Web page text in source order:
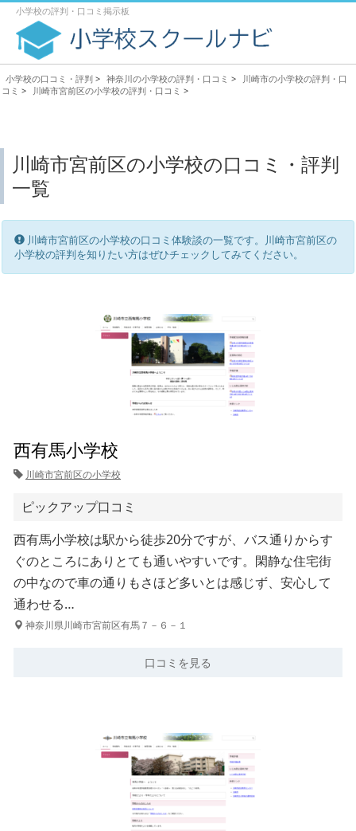
小学校の評判・口コミ掲示板
小学校の口コミ・評判 > 神奈川の小学校の評判・口コミ >
川崎市の小学校の評判・口
コミ > 川崎市宮前区の小学校の評判・口コミ >
川崎市宮前区の小学校の口コミ・評判
一覧
川崎市宮前区の小学校の口コミ体験談の一覧です。川崎市宮前区の
小学校の評判を知りたい方はぜひチェックしてみてください。
西有馬小学校
川崎市宮前区の小学校
ピックアップ口コミ
西有馬小学校は駅から徒歩20分ですが、バス通りからす
ぐのところにありとても通いやすいです。閑静な住宅街
の中なので車の通りもさほど多いとは感じず、安心して
通わせる…
神奈川県川崎市宮前区有馬７－６－１
口コミを見る